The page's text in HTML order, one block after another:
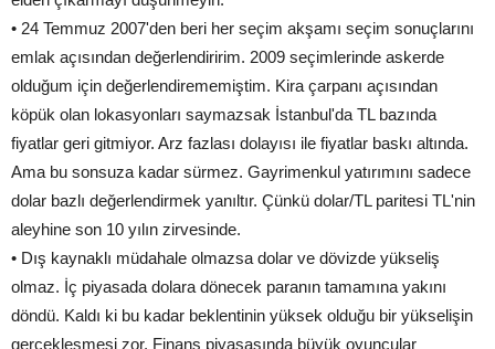
• 24 Temmuz 2007'den beri her seçim akşamı seçim sonuçlarını
emlak açısından değerlendiririm. 2009 seçimlerinde askerde
olduğum için değerlendirememiştim. Kira çarpanı açısından
köpük olan lokasyonları saymazsak İstanbul'da TL bazında
fiyatlar geri gitmiyor. Arz fazlası dolayısı ile fiyatlar baskı altında.
Ama bu sonsuza kadar sürmez. Gayrimenkul yatırımını sadece
dolar bazlı değerlendirmek yanıltır. Çünkü dolar/TL paritesi TL'nin
aleyhine son 10 yılın zirvesinde.
• Dış kaynaklı müdahale olmazsa dolar ve dövizde yükseliş
olmaz. İç piyasada dolara dönecek paranın tamamına yakını
döndü. Kaldı ki bu kadar beklentinin yüksek olduğu bir yükselişin
gerçekleşmesi zor. Finans piyasasında büyük oyuncular